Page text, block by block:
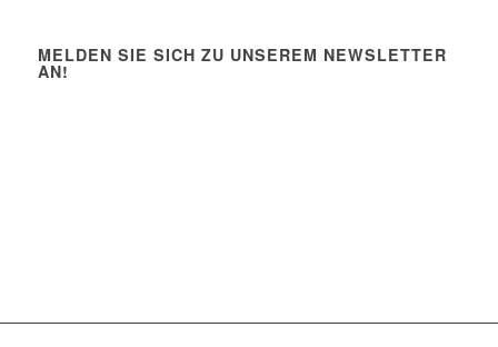
MELDEN SIE SICH ZU UNSEREM NEWSLETTER
AN!